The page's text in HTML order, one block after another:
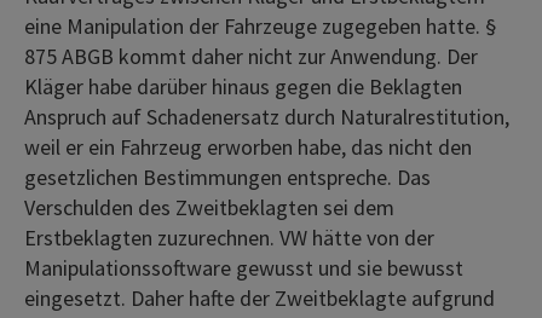
eine Manipulation der Fahrzeuge zugegeben hatte. §
875 ABGB kommt daher nicht zur Anwendung. Der
Kläger habe darüber hinaus gegen die Beklagten
Anspruch auf Schadenersatz durch Naturalrestitution,
weil er ein Fahrzeug erworben habe, das nicht den
gesetzlichen Bestimmungen entspreche. Das
Verschulden des Zweitbeklagten sei dem
Erstbeklagten zuzurechnen. VW hätte von der
Manipulationssoftware gewusst und sie bewusst
eingesetzt. Daher hafte der Zweitbeklagte aufgrund